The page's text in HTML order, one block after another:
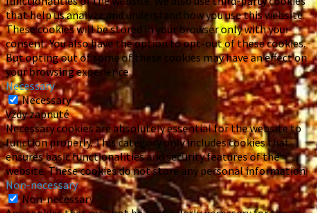
that help us analyze and understand how you use this website.
These cookies will be stored in your browser only with your
consent. You also have the option to opt-out of these cookies.
But opting out of some of these cookies may have an effect on
your browsing experience.
Necessary
Necessary
Vždy zapnuté
Necessary cookies are absolutely essential for the website to
function properly. This category only includes cookies that
ensures basic functionalities and security features of the
website. These cookies do not store any personal information.
Non-necessary
Non-necessary